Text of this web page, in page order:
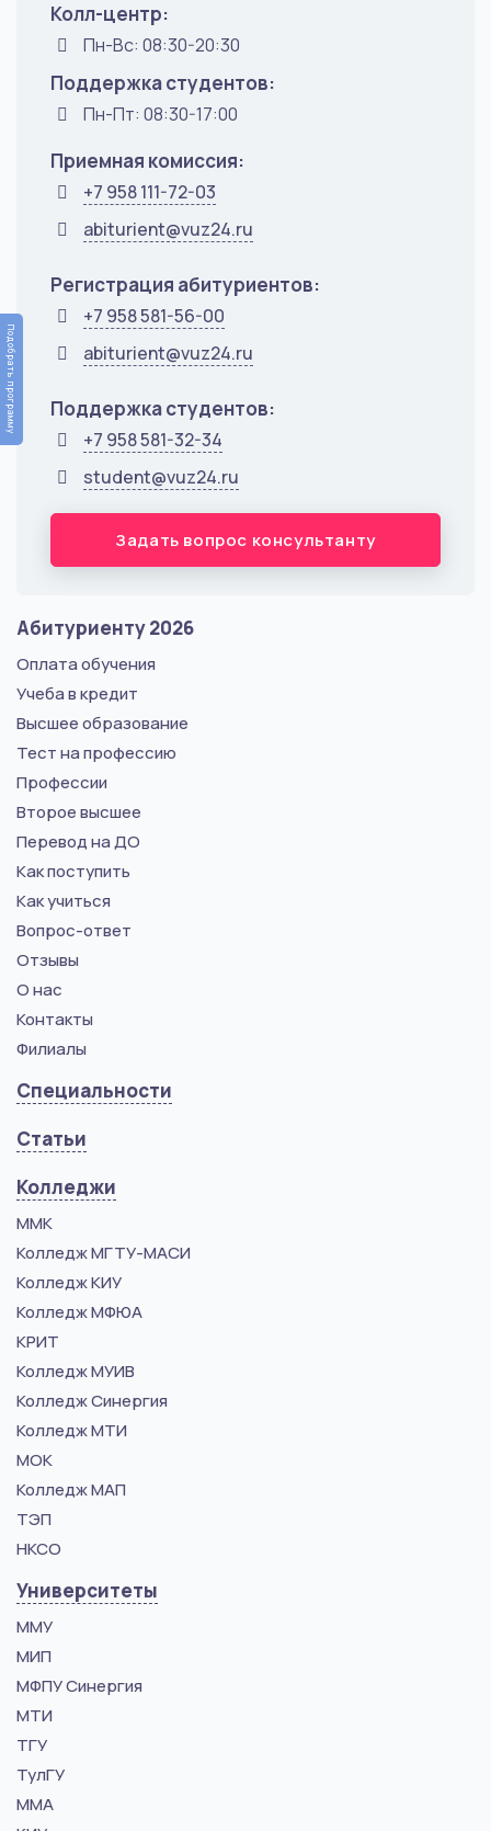
Колл-центр:
Пн-Вс: 08:30-20:30
Поддержка студентов:
Пн-Пт: 08:30-17:00
Приемная комиссия:
+7 958 111-72-03
abiturient@vuz24.ru
Регистрация абитуриентов:
+7 958 581-56-00
abiturient@vuz24.ru
Поддержка студентов:
+7 958 581-32-34
student@vuz24.ru
Задать вопрос консультанту
Абитуриенту 2026
Оплата обучения
Учеба в кредит
Высшее образование
Тест на профессию
Профессии
Второе высшее
Перевод на ДО
Как поступить
Как учиться
Вопрос-ответ
Отзывы
О нас
Контакты
Филиалы
Специальности
Статьи
Колледжи
ММК
Колледж МГТУ-МАСИ
Колледж КИУ
Колледж МФЮА
КРИТ
Колледж МУИВ
Колледж Синергия
Колледж МТИ
МОК
Колледж МАП
ТЭП
НКСО
Университеты
ММУ
МИП
МФПУ Синергия
МТИ
ТГУ
ТулГУ
ММА
Подобрать программу